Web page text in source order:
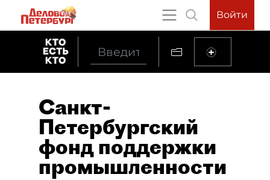
Войти
Санкт-
Петербургский
фонд поддержки
промышленности